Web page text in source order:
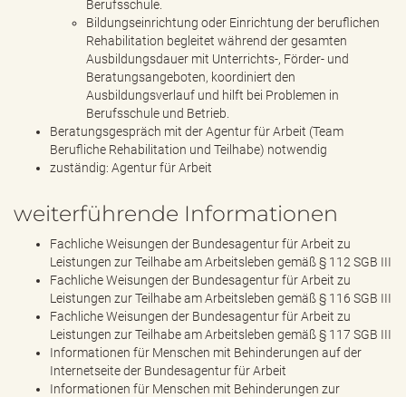
Berufsschule.
Bildungseinrichtung oder Einrichtung der beruflichen
Rehabilitation begleitet während der gesamten
Ausbildungsdauer mit Unterrichts-, Förder- und
Beratungsangeboten, koordiniert den
Ausbildungsverlauf und hilft bei Problemen in
Berufsschule und Betrieb.
Beratungsgespräch mit der Agentur für Arbeit (Team
Berufliche Rehabilitation und Teilhabe) notwendig
zuständig: Agentur für Arbeit
weiterführende Informationen
Fachliche Weisungen der Bundesagentur für Arbeit zu
Leistungen zur Teilhabe am Arbeitsleben gemäß § 112 SGB III
Fachliche Weisungen der Bundesagentur für Arbeit zu
Leistungen zur Teilhabe am Arbeitsleben gemäß § 116 SGB III
Fachliche Weisungen der Bundesagentur für Arbeit zu
Leistungen zur Teilhabe am Arbeitsleben gemäß § 117 SGB III
Informationen für Menschen mit Behinderungen auf der
Internetseite der Bundesagentur für Arbeit
Informationen für Menschen mit Behinderungen zur